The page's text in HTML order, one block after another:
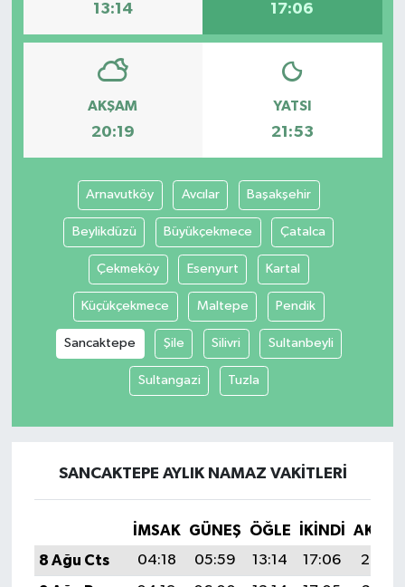
13:14 17:06
AKŞAM
20:19
YATSI
21:53
Arnavutköy Avcılar Başakşehir
Beylikdüzü Büyükçekmece Çatalca
Çekmeköy Esenyurt Kartal
Küçükçekmece Maltepe Pendik
Sancaktepe Şile Silivri Sultanbeyli
Sultangazi Tuzla
SANCAKTEPE AYLIK NAMAZ VAKITLERI
İMSAK GÜNEŞ ÖĞLE İKINDI
8 Ağu Cts
04:18 05:59 13:14 17:06
20:19